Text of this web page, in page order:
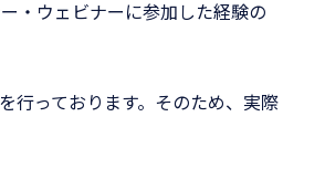
・ウェビナーに参加した経験の
行っております。そのため、実際